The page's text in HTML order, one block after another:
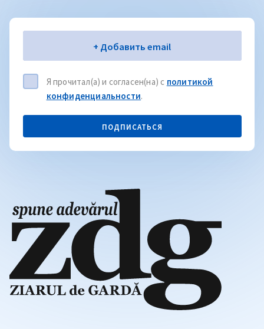
Электронная почта+ Добавить email
Я прочитал(а) и согласен(на) с политикой
конфиденциальности.
ПОДПИСАТЬСЯ